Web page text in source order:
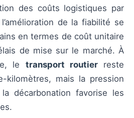
des coûts logistiques par
de la fiabilité se
en termes de coût unitaire
de mise sur le marché. À
le transport routierreste
kilomètres, mais la pression
décarbonation favorise les